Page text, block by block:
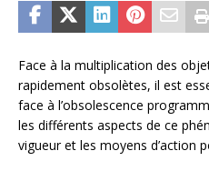
Face à la multiplication des
rapidement obsolètes, il est
face à l’obsolescence
les différents aspects de ce
vigueur et les moyens d’action